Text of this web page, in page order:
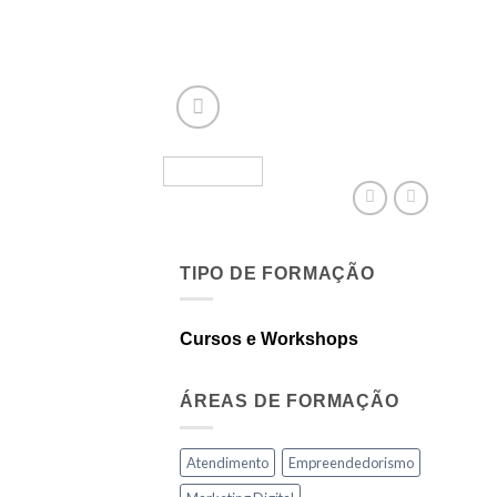
TIPO DE FORMAÇÃO
Cursos e Workshops
ÁREAS DE FORMAÇÃO
Atendimento
Empreendedorismo